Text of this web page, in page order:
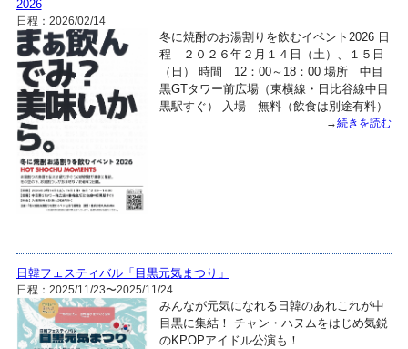
2026
日程：2026/02/14
冬に焼酎のお湯割りを飲むイベント2026 日
程 ２０２６年２月１４日（土）、１５日
（日） 時間 12：00～18：00 場所 中目
黒GTタワー前広場（東横線・日比谷線中目
黒駅すぐ） 入場 無料（飲食は別途有料）
→続きを読む
日韓フェスティバル「目黒元気まつり」
日程：2025/11/23〜2025/11/24
みんなが元気になれる日韓のあれこれが中
目黒に集結！ チャン・ハヌムをはじめ気鋭
のKPOPアイドル公演も！